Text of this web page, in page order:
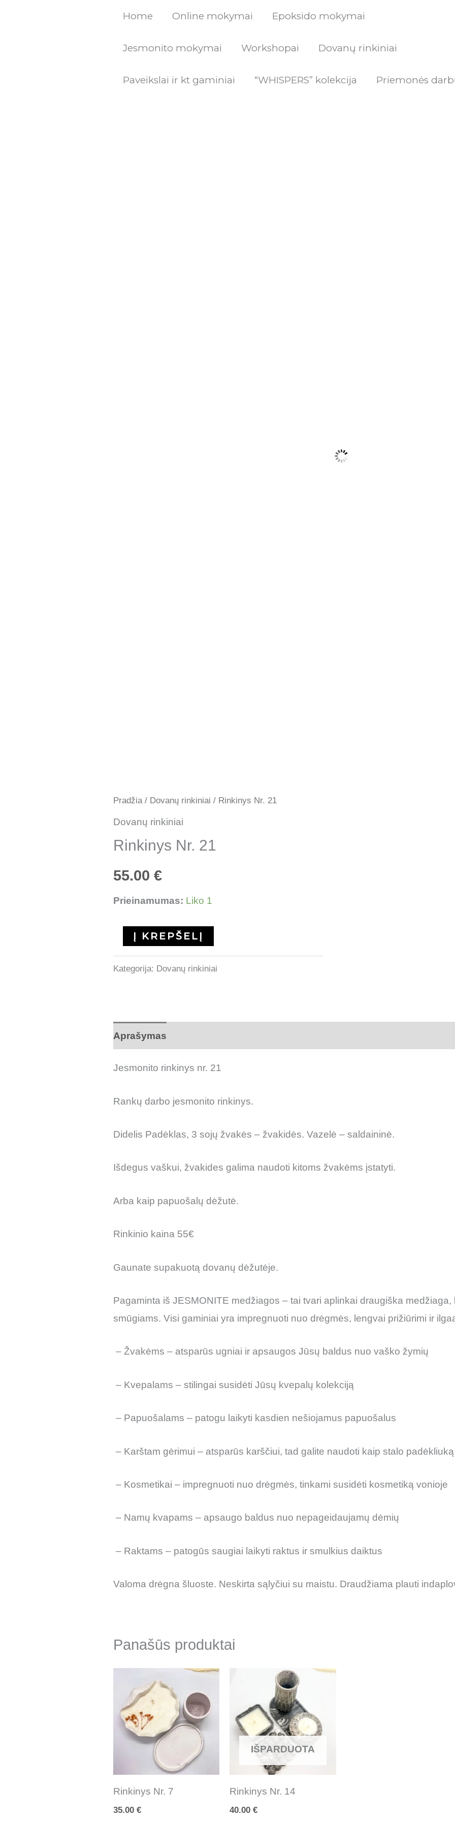
Home Online mokymai Epoksido mokymai
Jesmonito mokymai Workshopai Dovanų rinkiniai
Paveikslai ir kt gaminiai “WHISPERS” kolekcija Priemonės
Pradžia/ Dovanų rinkiniai / Rinkinys Nr. 21
Dovanų rinkiniai
Rinkinys Nr. 21
55.00 €
Prieinamumas: Liko 1
Į KREPŠELĮ
Kategorija: Dovanų rinkiniai
Aprašymas
Jesmonito rinkinys nr. 21
Rankų darbo jesmonito rinkinys.
Didelis Padėklas, 3 sojų žvakės – žvakidės. Vazelė – saldaininė.
Išdegus vaškui, žvakides galima naudoti kitoms žvakėms įstatyti.
Arba kaip papuošalų dėžutė.
Rinkinio kaina 55€
Gaunate supakuotą dovanų dėžutėje.
Pagaminta iš JESMONITE medžiagos – tai tvari aplinkai draugiška medžiaga,
smūgiams. Visi gaminiai yra impregnuoti nuo drėgmės, lengvai prižiūrimi ir
– Žvakėms – atsparūs ugniai ir apsaugos Jūsų baldus nuo vaško žymių
– Kvepalams – stilingai susidėti Jūsų kvepalų kolekciją
– Papuošalams – patogu laikyti kasdien nešiojamus papuošalus
– Karštam gėrimui – atsparūs karščiui, tad galite naudoti kaip stalo padėkliuką
– Kosmetikai – impregnuoti nuo drėgmės, tinkami susidėti kosmetiką vonioje
– Namų kvapams – apsaugo baldus nuo nepageidaujamų dėmių
– Raktams – patogūs saugiai laikyti raktus ir smulkius daiktus
Valoma drėgna šluoste. Neskirta sąlyčiui su maistu. Draudžiama plauti
Panašūs produktai
Rinkinys Nr. 7
35.00 €
IŠPARDUOTA
Rinkinys Nr. 14
40.00€